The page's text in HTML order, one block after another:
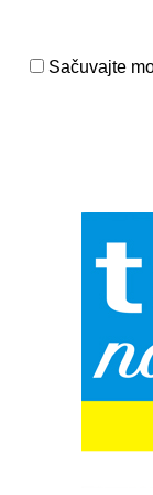
Sačuvajte